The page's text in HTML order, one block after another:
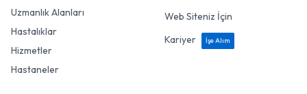
Uzmanlık Alanları
Hastalıklar
Hizmetler
Hastaneler
Web Siteniz İçin
Kariyer
İşe Alım